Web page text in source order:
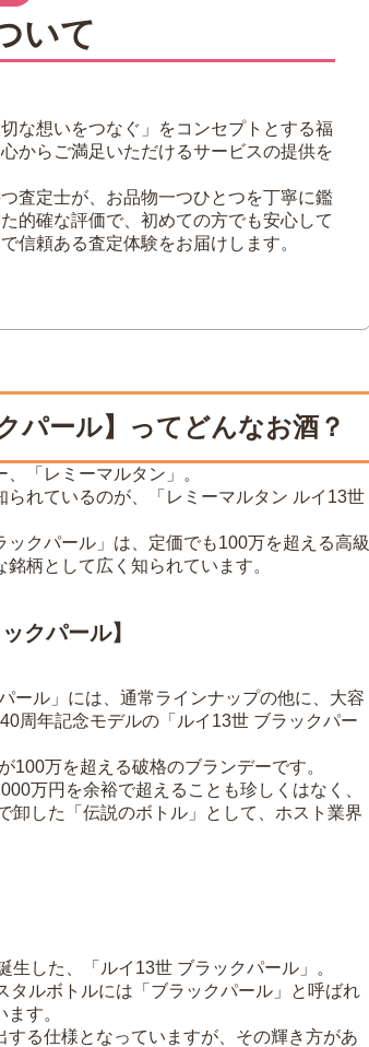
いて
な想いをつなぐ」をコンセプトとする福
からご満足いただけるサービスの提供を
査定士が、お品物一つひとつを丁寧に鑑
的確な評価で、初めての方でも安心して
信頼ある査定体験をお届けします。
パール】ってどんなお酒？
「レミーマルタン」。
れているのが、「レミーマルタン ルイ13世
クパール」は、定価でも100万を超える高級
柄として広く知られています。
クパール】
ール」には、通常ラインナップの他に、大容
周年記念モデルの「ルイ13世 ブラックパー
万を超える破格のブランデーです。
万円を余裕で超えることも珍しくはなく、
卸した「伝説のボトル」として、ホスト業界
した、「ルイ13世 ブラックパール」。
ルボトルには「ブラックパール」と呼ばれ
す。
る仕様となっていますが、その輝き方があ